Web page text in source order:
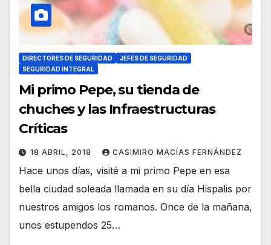
DIRECTORES DE SEGURIDAD
JEFES DE SEGURIDAD
SEGURIDAD INTEGRAL
Mi primo Pepe, su tienda de
chuches y las Infraestructuras
Críticas
18 ABRIL, 2018 CASIMIRO MACÍAS FERNÁNDEZ
Hace unos días, visité a mi primo Pepe en esa
bella ciudad soleada llamada en su día Hispalis por
nuestros amigos los romanos. Once de la mañana,
unos estupendos 25…